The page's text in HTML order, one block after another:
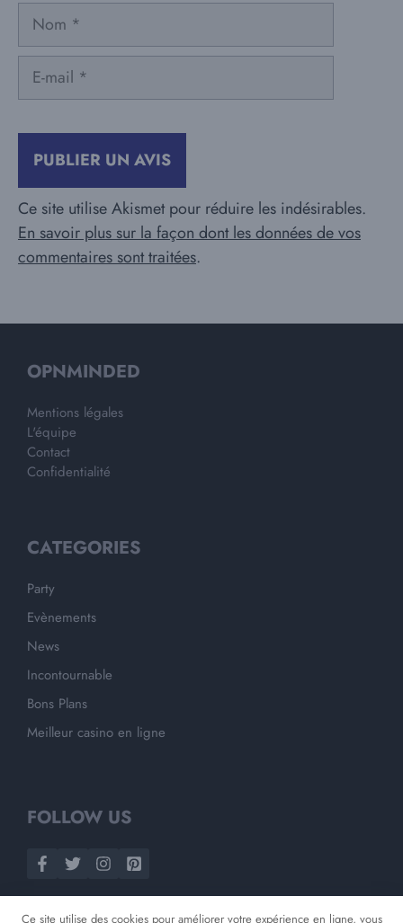
Nom
mail
Ce site utilise Akismet pour réduire les indésirables.
En savoir plus sur la façon dont les données de vos
commentaires sont traitées.
OPNMINDED
Mentions légales
L'équipe
Contact
Confidentialité
CATEGORIES
Party
Evènements
News
Incontournable
Bons Plans
Meilleur casino en ligne
FOLLOW US
Ce site utilise des cookies pour améliorer votre expérience en ligne, vous